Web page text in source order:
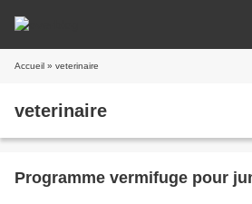
Accueil » veterinaire
veterinaire
Programme vermifuge pour